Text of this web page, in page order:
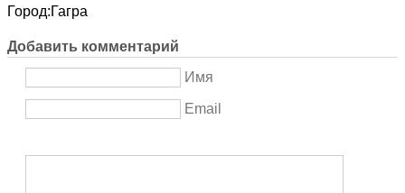
Город:Гагра
Добавить комментарий
Имя
Email